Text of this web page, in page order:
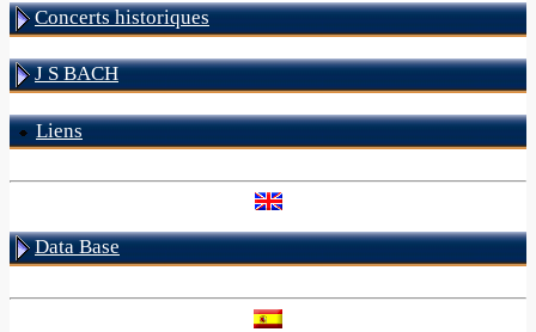
Concerts historiques
J S BACH
Liens
Data Base